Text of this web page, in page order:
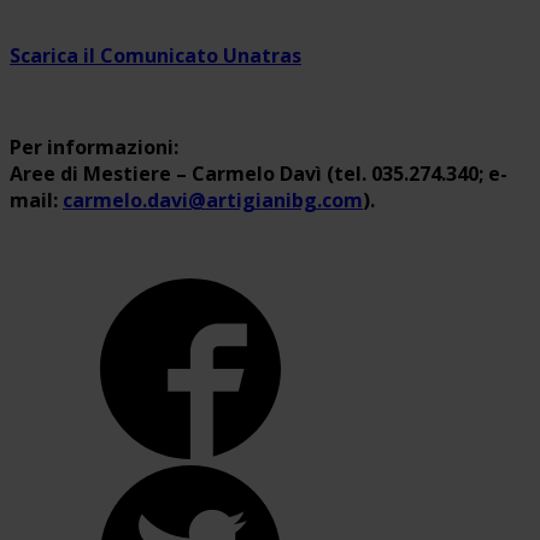
Scarica il Comunicato Unatras
Per informazioni:
Aree di Mestiere – Carmelo Davì (tel. 035.274.340; e-
mail: carmelo.davi@artigianibg.com).